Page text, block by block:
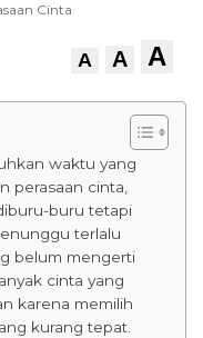
Cinta
A A A
waktu yang
perasaan cinta,
buru tetapi
terlalu
belum mengerti
cinta yang
karena memilih
kurang tepat.